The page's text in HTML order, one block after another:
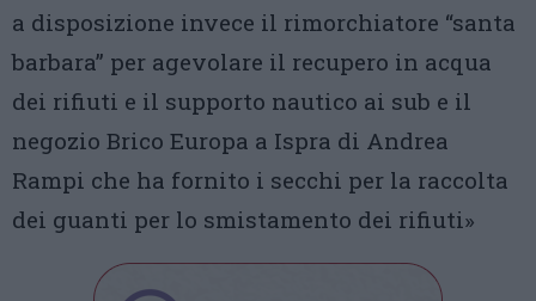
a disposizione invece il rimorchiatore “santa
barbara” per agevolare il recupero in acqua
dei rifiuti e il supporto nautico ai sub e il
negozio Brico Europa a Ispra di Andrea
Rampi che ha fornito i secchi per la raccolta
dei guanti per lo smistamento dei rifiuti»